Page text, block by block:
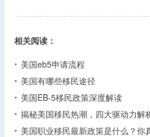
相关阅读：
美国eb5申请流程
美国有哪些移民途径
美国EB-5移民政策深度解读
揭秘美国移民热潮，四大驱动力解
美国职业移民最新政策是什么？你